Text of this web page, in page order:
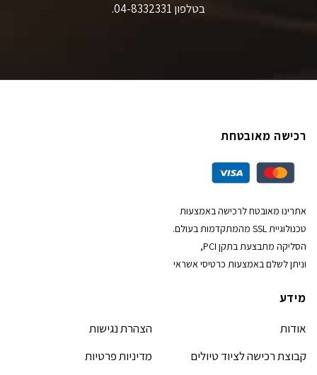
בטלפון 04-8332331.
רכישה מאובטחת
אתרינו מאובטח לרכישה באמצעות
טכנולוגיית SSL מהמתקדמות בעולם.
הסליקה מתבצעת בתקן PCI,
וניתן לשלם באמצעות כרטיסי אשראי
מידע
אודות
קבוצת רכישה לציוד טיולים
הצהרת נגישות
מדיניות פרטיות